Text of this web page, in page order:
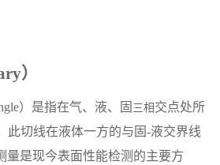
）
）是指在气、液、固 三相 交点处所
此切线在液体一方的与固-液交界线
量是现今表面性能检测的主要方